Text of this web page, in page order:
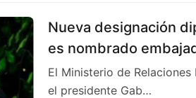
Nueva designación
es nombrado
El Ministerio de
el presidente Gab…